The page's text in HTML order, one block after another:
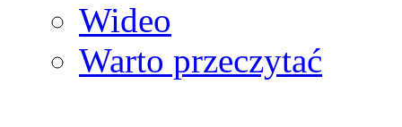
Wideo
Warto przeczytać